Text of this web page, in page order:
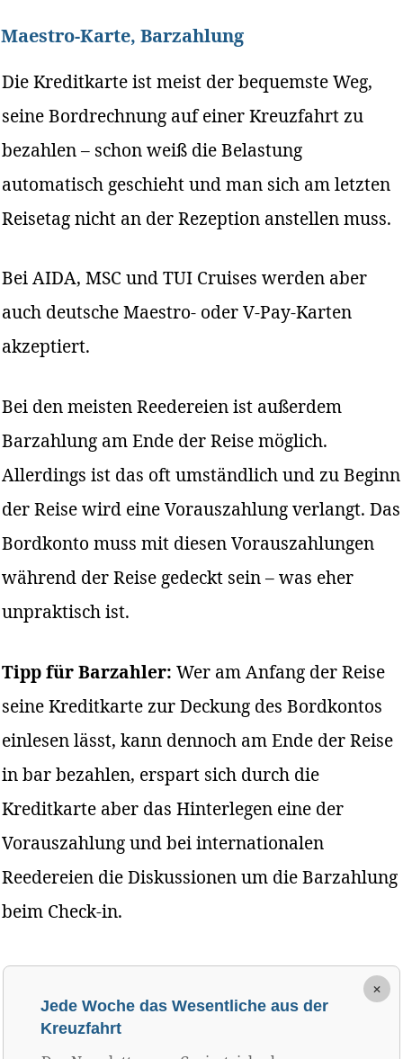
Maestro-Karte, Barzahlung
Die Kreditkarte ist meist der bequemste Weg,
seine Bordrechnung auf einer Kreuzfahrt zu
bezahlen – schon weiß die Belastung
automatisch geschieht und man sich am letzten
Reisetag nicht an der Rezeption anstellen muss.
Bei AIDA, MSC und TUI Cruises werden aber
auch deutsche Maestro- oder V-Pay-Karten
akzeptiert.
Bei den meisten Reedereien ist außerdem
Barzahlung am Ende der Reise möglich.
Allerdings ist das oft umständlich und zu Beginn
der Reise wird eine Vorauszahlung verlangt. Das
Bordkonto muss mit diesen Vorauszahlungen
während der Reise gedeckt sein – was eher
unpraktisch ist.
Tipp für Barzahler: Wer am Anfang der Reise
seine Kreditkarte zur Deckung des Bordkontos
einlesen lässt, kann dennoch am Ende der Reise
in bar bezahlen, erspart sich durch die
Kreditkarte aber das Hinterlegen eine der
Vorauszahlung und bei internationalen
Reedereien die Diskussionen um die Barzahlung
beim Check-in.
×
Jede Woche das Wesentliche aus der
Kreuzfahrt